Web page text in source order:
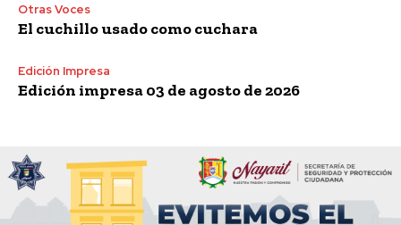
Otras Voces
El cuchillo usado como cuchara
Edición Impresa
Edición impresa 03 de agosto de 2026